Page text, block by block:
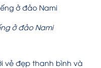
ở đảo Nami
vẻ đẹp thanh bình và